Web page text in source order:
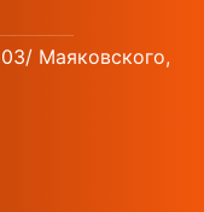
Маяковского,